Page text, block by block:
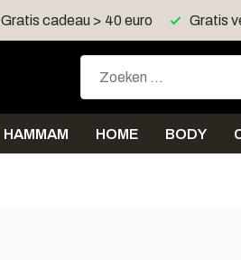
Gratis cadeau > 40 euro Gratis
HAMMAM HOME BODY